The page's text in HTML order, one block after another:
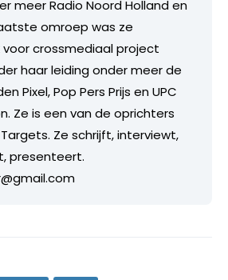
meer Radio Noord Holland en
omroep was ze
crossmediaal project
haar leiding onder meer de
Pixel, Pop Pers Prijs en UPC
Ze is een van de oprichters
Ze schrijft, interviewt,
presenteert.